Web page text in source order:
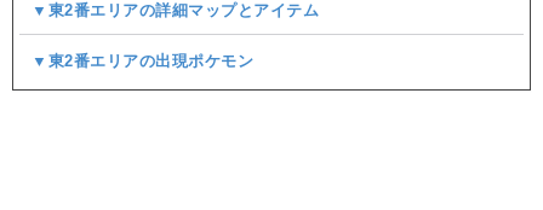
▼東2番エリアの詳細マップとアイテム
▼東2番エリアの出現ポケモン